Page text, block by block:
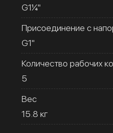
G1¼''
Присоединение с
G1''
Количество рабочих
5
Вес
15.8 кг